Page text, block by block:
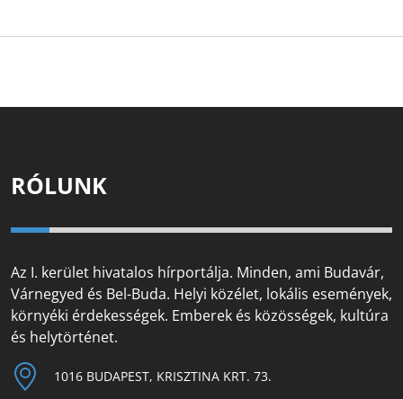
RÓLUNK
Az I. kerület hivatalos hírportálja. Minden, ami Budavár,
Várnegyed és Bel-Buda. Helyi közélet, lokális események,
környéki érdekességek. Emberek és közösségek, kultúra
és helytörténet.
1016 BUDAPEST, KRISZTINA KRT. 73.